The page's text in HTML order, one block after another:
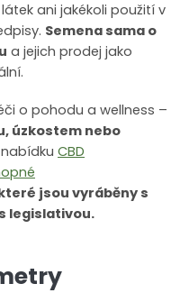
ani jakékoli použití v
Semena sama o
a jejich prodej jako
o pohodu a wellness –
úzkostem nebo
CBD
jsou vyráběny s
legislativou.